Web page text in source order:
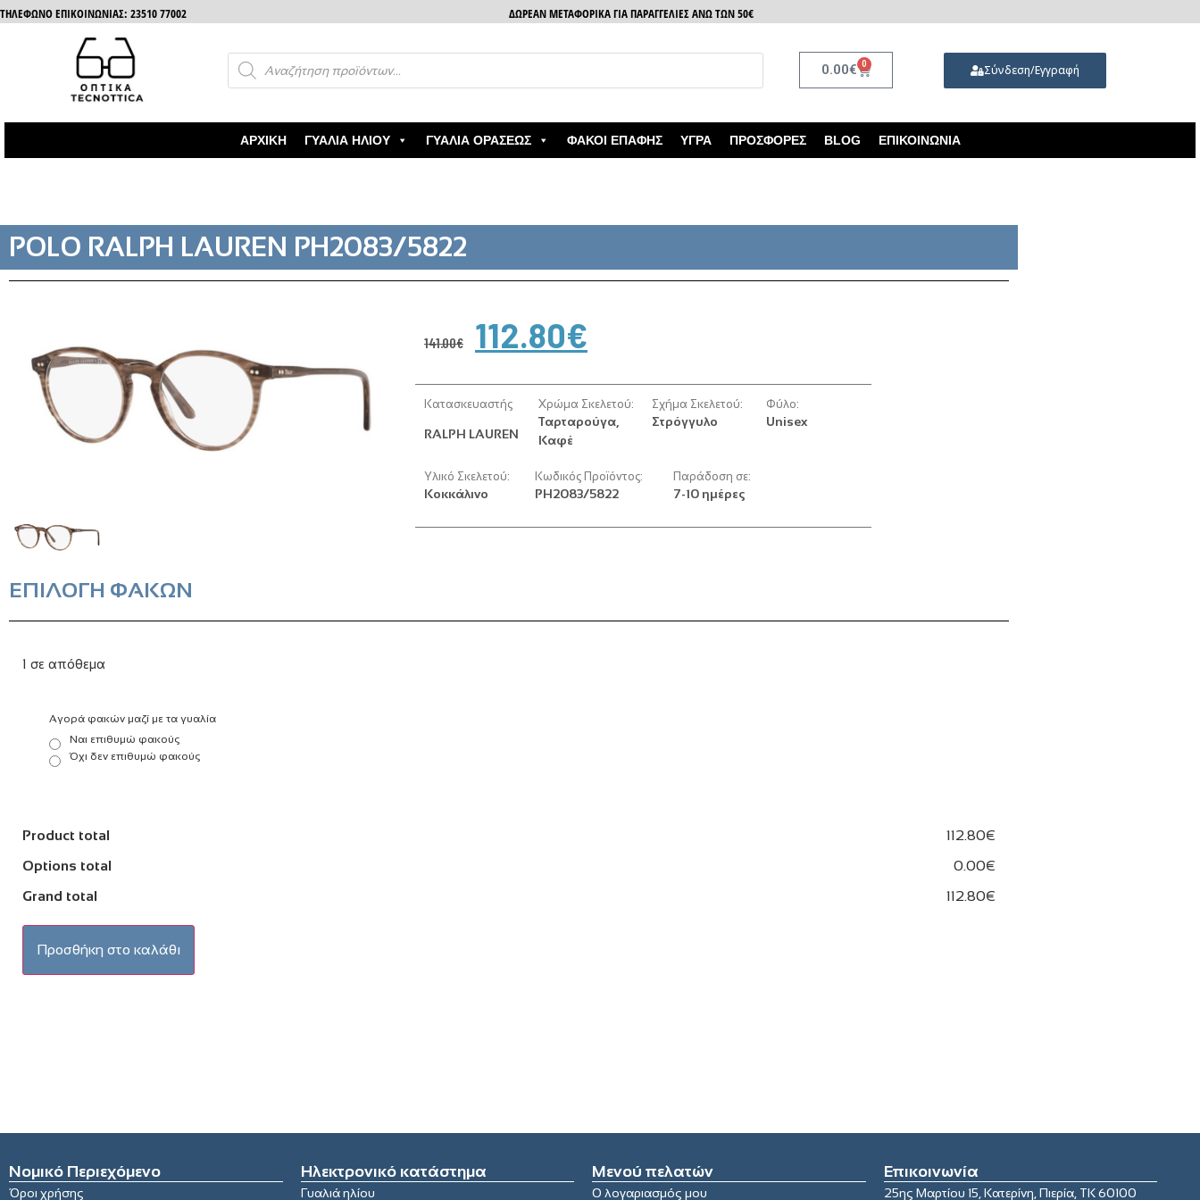
ΤΗΛΈΦΩΝΟ ΕΠΙΚΟΙΝΩΝΊΑΣ: 23510 77002 ΔΩΡΕΑΝ ΜΕΤΑΦΟΡΙΚΑ ΓΙΑ ΠΑΡΑΓΓΕΛΙΕΣ ΑΝΩ ΤΩΝ 50€
0.00€ 0 Σύνδεση/Εγγραφή
ΑΡΧΙΚΉ ΓΥΑΛΙΆ ΗΛΊΟΥ ΓΥΑΛΙΆ ΟΡΆΣΕΩΣ ΦΑΚΟΊ ΕΠΑΦΉΣ ΥΓΡΆ ΠΡΟΣΦΟΡΈΣ BLOG ΕΠΙΚΟΙΝΩΝΊΑ
POLO RALPH LAUREN PH2083/5822
141.00€ 112.80€
Κατασκευαστής
RALPH LAUREN
Χρώμα Σκελετού:
Ταρταρούγα,
Καφέ
Σχήμα Σκελετού:
Στρόγγυλο
Φύλο:
Unisex
Υλικό Σκελετού:
Κοκκάλινο
Κωδικός Προϊόντος:
PH2083/5822
Παράδοση σε:
7-10 ημέρες
ΕΠΙΛΟΓΗ ΦΑΚΩΝ
1 σε απόθεμα
Αγορά φακών μαζί με τα γυαλία
Ναι επιθυμώ φακούς
Όχι δεν επιθυμώ φακούς
Product total
112.80€
Options total
0.00€
Grand total
112.80€
Προσθήκη στο καλάθι
Νομικό Περιεχόμενο
Όροι χρήσης
Ηλεκτρονικό κατάστημα
Γυαλιά ηλίου
Μενού πελατών
Ο λογαριασμός μου
Επικοινωνία
25ης Μαρτίου 15, Κατερίνη, Πιερία, ΤΚ 60100